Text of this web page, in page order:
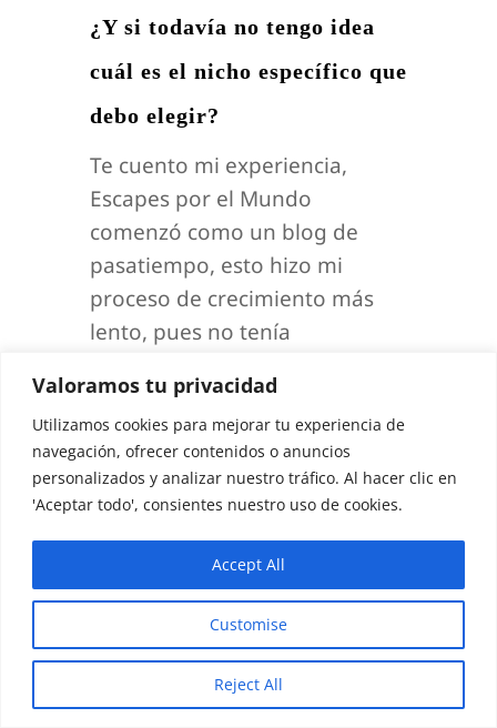
Valoramos tu privacidad
Utilizamos cookies para mejorar tu experiencia de
navegación, ofrecer contenidos o anuncios
personalizados y analizar nuestro tráfico. Al hacer clic en
'Aceptar todo', consientes nuestro uso de cookies.
Customise
Reject All
Accept All
¿Y si todavía no tengo idea
cuál es el nicho específico que
debo elegir?
Te cuento mi experiencia,
Escapes por el Mundo
comenzó como un blog de
pasatiempo, esto hizo mi
proceso de crecimiento más
lento, pues no tenía
público objetivo al que debía
enfocar el blog.
He aprendido en el transcurso
del tiempo como ir llevando el
blog a un nicho específico que
interese a ese público objetivo.